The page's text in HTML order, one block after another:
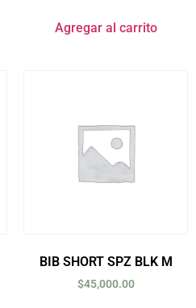
Agregar al carrito
BIB SHORT SPZ BLK M
$45,000.00